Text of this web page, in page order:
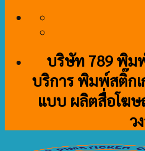
บริษัท 789 พิม
บริการ พิมพ์สติ๊ก
แบบ ผลิตสื่อโฆษ
ว